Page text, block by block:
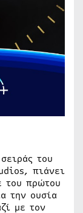
του
πιάνει
του πρώτου
την ουσία
με τον